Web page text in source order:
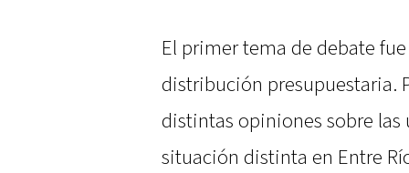
El primer tema de debate
distribución presupuestaria.
distintas opiniones sobre las
situación distinta en Entre